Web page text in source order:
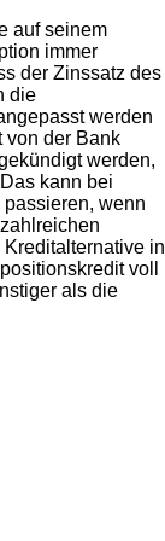
auf seinem
immer
der Zinssatz des
die
werden
von der Bank
werden,
kann bei
wenn
in
voll
als die